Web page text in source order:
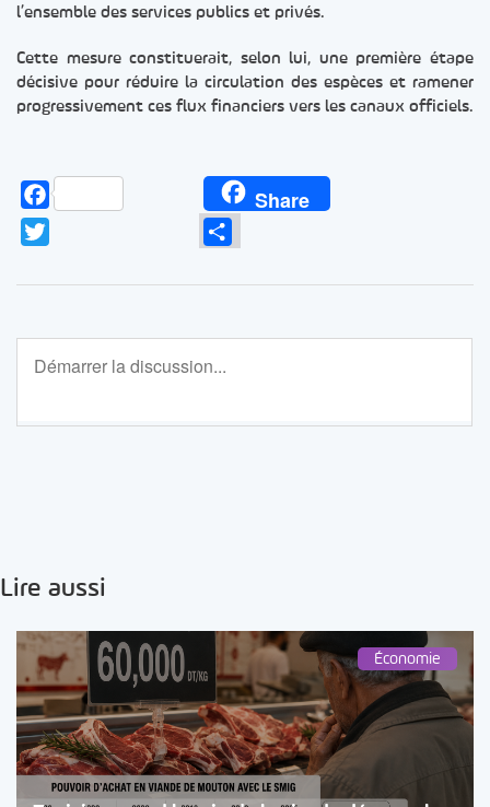
l’ensemble des services publics et privés.
Cette mesure constituerait, selon lui, une première étape
décisive pour réduire la circulation des espèces et ramener
progressivement ces flux financiers vers les canaux officiels.
Facebook Share
Lire aussi
Économie